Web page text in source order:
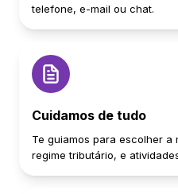
telefone, e-mail ou chat.
Cuidamos de tudo
Te guiamos para escolher a
regime tributário, e